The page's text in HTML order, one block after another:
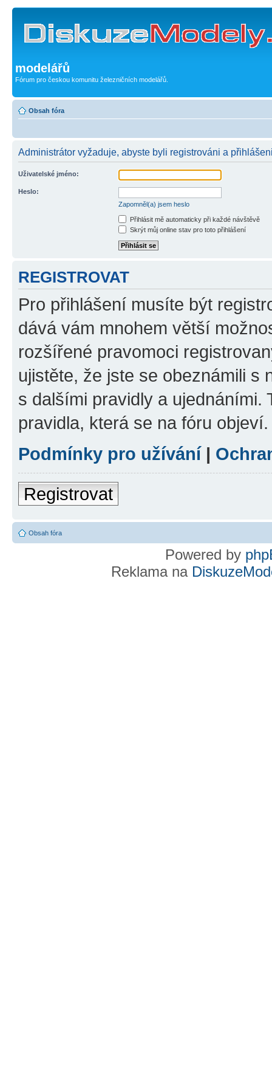
modelářů
Fórum pro českou komunitu železničních modelářů.
Obsah fóra
Administrátor vyžaduje, abyste byli registrováni a
Uživatelské jméno:
Heslo:
Zapomněl(a) jsem heslo
Přihlásit mě automaticky při každé návštěvě
Skrýt můj online stav pro toto přihlášení
REGISTROVAT
Pro přihlášení musíte být
dává vám mnohem větší
rozšířené pravomoci
ujistěte, že jste se obeznámili s
s dalšími pravidly a ujednáními.
pravidla, která se na fóru objeví.
Podmínky pro užívání |
Registrovat
Obsah fóra
Powered by
Reklama na